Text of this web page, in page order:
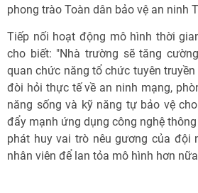
phong trào Toàn dân bảo vệ an ninh
Tiếp nối hoạt động mô hình thời
cho biết: "Nhà trường sẽ tăng
quan chức năng tổ chức tuyên
đòi hỏi thực tế về an ninh mạng,
năng sống và kỹ năng tự bảo vệ
đẩy mạnh ứng dụng công nghệ
phát huy vai trò nêu gương của đội
nhân viên để lan tỏa mô hình hơn